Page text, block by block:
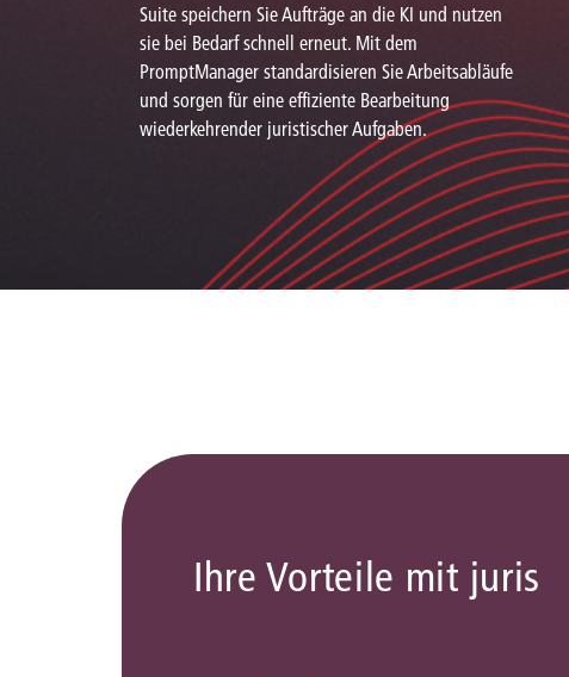
Suite speichern Sie Aufträge an die KI und nutzen
sie bei Bedarf schnell erneut. Mit dem
PromptManager standardisieren Sie Arbeitsabläufe
und sorgen für eine effiziente Bearbeitung
wiederkehrender juristischer Aufgaben.
Ihre Vorteile mit juris